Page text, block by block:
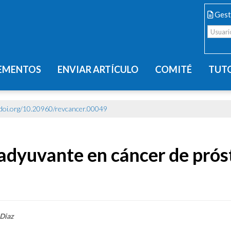
ENVIAR ARTÍCULO COMITÉ
10.20960/revcancer.00049
en cáncer de